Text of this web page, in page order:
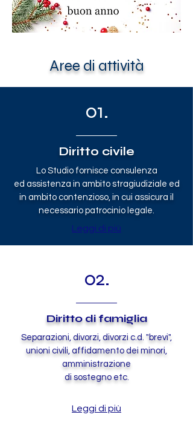
Aree di attività
01.
Diritto civile
Lo Studio fornisce consulenza
ed assistenza in ambito stragiudiziale ed
in ambito contenzioso, in cui assicura il
necessario patrocinio legale.
Leggi di più
02.
Diritto di famiglia
Separazioni, divorzi, divorzi c.d. "brevi",
unioni civili, affidamento dei minori,
amministrazione
di sostegno etc.
Leggi di più